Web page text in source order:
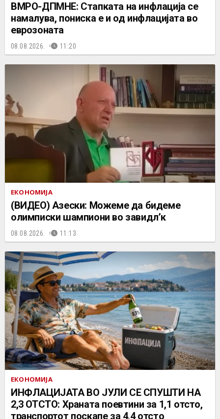
ВМРО-ДПМНЕ: Стапката на инфлација се
намалува, пониска е и од инфлацијата во
еврозоната
08.08.2026. 11:20
ЕКОНОМИЈА
(ВИДЕО) Азески: Можеме да бидеме
олимписки шампиони во завидл’к
08.08.2026. 11:13
ЕКОНОМИЈА
ИНФЛАЦИЈАТА ВО ЈУЛИ СЕ СПУШТИ НА
2,3 ОТСТО: Храната поевтини за 1,1 отсто,
транспортот поскапе за 4,4 отсто